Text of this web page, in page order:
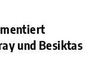
und Besiktas